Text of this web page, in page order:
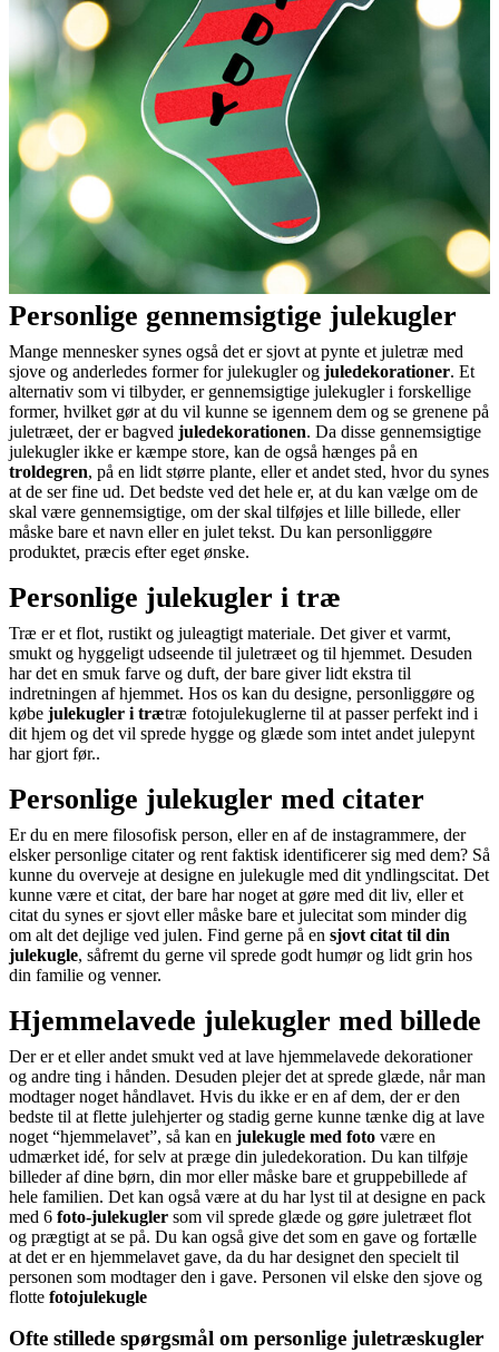
Personlige gennemsigtige julekugler
Mange mennesker synes også det er sjovt at pynte et juletræ med
sjove og anderledes former for julekugler og juledekorationer. Et
alternativ som vi tilbyder, er gennemsigtige julekugler i forskellige
former, hvilket gør at du vil kunne se igennem dem og se grenene på
juletræet, der er bagved juledekorationen. Da disse gennemsigtige
julekugler ikke er kæmpe store, kan de også hænges på en
troldegren, på en lidt større plante, eller et andet sted, hvor du synes
at de ser fine ud. Det bedste ved det hele er, at du kan vælge om de
skal være gennemsigtige, om der skal tilføjes et lille billede, eller
måske bare et navn eller en julet tekst. Du kan personliggøre
produktet, præcis efter eget ønske.
Personlige julekugler i træ
Træ er et flot, rustikt og juleagtigt materiale. Det giver et varmt,
smukt og hyggeligt udseende til juletræet og til hjemmet. Desuden
har det en smuk farve og duft, der bare giver lidt ekstra til
indretningen af hjemmet. Hos os kan du designe, personliggøre og
købe julekugler i trætræ fotojulekuglerne til at passer perfekt ind i
dit hjem og det vil sprede hygge og glæde som intet andet julepynt
har gjort før..
Personlige julekugler med citater
Er du en mere filosofisk person, eller en af de instagrammere, der
elsker personlige citater og rent faktisk identificerer sig med dem? Så
kunne du overveje at designe en julekugle med dit yndlingscitat. Det
kunne være et citat, der bare har noget at gøre med dit liv, eller et
citat du synes er sjovt eller måske bare et julecitat som minder dig
om alt det dejlige ved julen. Find gerne på en sjovt citat til din
julekugle, såfremt du gerne vil sprede godt humør og lidt grin hos
din familie og venner.
Hjemmelavede julekugler med billede
Der er et eller andet smukt ved at lave hjemmelavede dekorationer
og andre ting i hånden. Desuden plejer det at sprede glæde, når man
modtager noget håndlavet. Hvis du ikke er en af dem, der er den
bedste til at flette julehjerter og stadig gerne kunne tænke dig at lave
noget “hjemmelavet”, så kan en julekugle med foto være en
udmærket idé, for selv at præge din juledekoration. Du kan tilføje
billeder af dine børn, din mor eller måske bare et gruppebillede af
hele familien. Det kan også være at du har lyst til at designe en pack
med 6 foto-julekugler som vil sprede glæde og gøre juletræet flot
og prægtigt at se på. Du kan også give det som en gave og fortælle
at det er en hjemmelavet gave, da du har designet den specielt til
personen som modtager den i gave. Personen vil elske den sjove og
flotte fotojulekugle
Ofte stillede spørgsmål om personlige juletræskugler